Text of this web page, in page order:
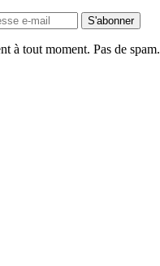
S'abonner
à tout moment. Pas de spam.